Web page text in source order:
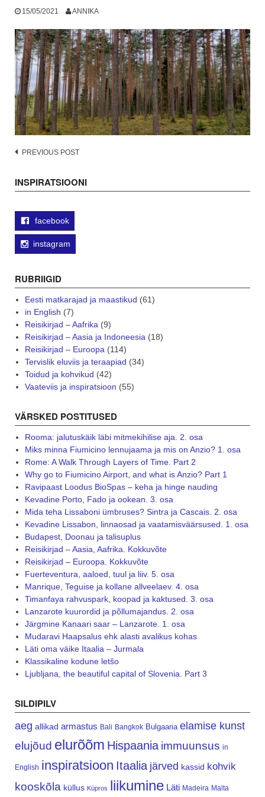
15/05/2021 ANNIKA
Post
PREVIOUS POST
INSPIRATSIOONI
facebook
instagram
RUBRIIGID
Eesti matkarajad ja maastikud (61)
in English (7)
Reisikirjad – Aafrika (9)
Reisikirjad – Aasia ja Indoneesia (18)
Reisikirjad – Euroopa (114)
Tervislik eluviis ja teraapiad (34)
Toidud ja kohvikud (42)
Vaateviis ja inspiratsioon (55)
VÄRSKED POSTITUSED
Rooma: jalutuskäik läbi mitmekihilise aja. 2. osa
Miks minna Fiumicino lennujaama ja mis on Anzio? 1. osa
Rome: A Walk Through Layers of Time. Part 2
Why go to Fiumicino Airport, and what is Anzio? Part 1
Ravipaast Loodus BioSpas – keha ja hinge nauding
Kevadine Porto, Fado ja ookean. 3. osa
Mida teha Lissaboni ümbruses? Sintra ja Cascais. 2. osa
Kevadine Lissabon, linnaosad ja vaatamisväärsused. 1. osa
Budapest, Doonau ja talisuplus
Reisikirjad – Aasia, Aafrika. Kokkuvõte
Reisikirjad – Euroopa. Kokkuvõte
Fuerteventura, aaloed, tuul ja liiv. 5. osa
Manrique, Teguise ja kollane allveelaev. 4. osa
Timanfaya rahvuspark, koopad ja kaktused. 3. osa
Lanzarote kuurordid ja põllumajandus. 2. osa
Järgmine Kanaari saar – Lanzarote. 1. osa
Mudaravi Haapsalus ehk alasti avalikus kohas
Läti oma väike Itaalia – Jurmala
Klassikaline kodune letšo
Ljubljana, the beautiful capital of Slovenia. Part 3
SILDIPILV
aeg allikad armastus Bali Bangkok Bulgaaria elamise kunst
elujõud elurõõm Hispaania immuunsus in
English inspiratsioon Itaalia järved kassid kohvik
kooskõla küllus Küpros liikumine Läti Madeira Malta